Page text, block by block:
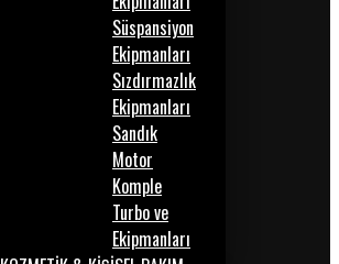
Süspansiyon
Ekipmanları
Sızdırmazlık
Ekipmanları
Sandık
Motor
Komple
Turbo ve
Ekipmanları